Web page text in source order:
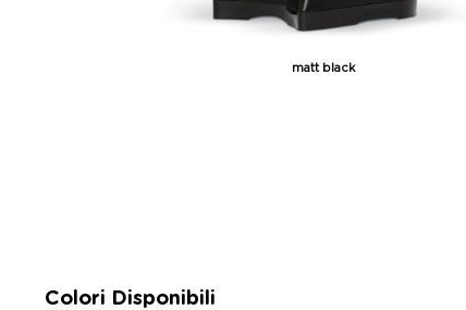
matt black
Colori Disponibili